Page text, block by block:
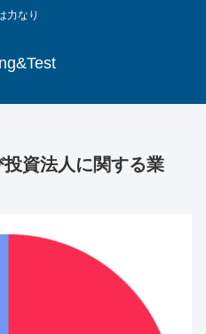
力なり
資法人に関する業